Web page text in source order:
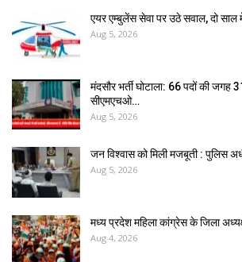
एयर एम्बुलेंस सेवा पर उठे सवाल, दो साल
Aug 5, 2026
मंदसौर भर्ती घोटाला: 66 पदों की जगह
सीएमएचओ…
Aug 5, 2026
जन विश्वास को मिली मजबूती : पुलिस
Aug 5, 2026
मध्य प्रदेश महिला कांग्रेस के जिला
Aug 4, 2026